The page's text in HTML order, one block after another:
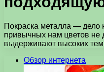
Покраска металла — дело
привычных нам цветов
выдерживают высоких
Обзор интернета